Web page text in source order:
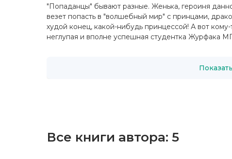
"Попаданцы" бывают разные. Женька, героиня
везет попасть в "волшебный мир" с принцами,
худой конец, какой-нибудь принцессой! А вот
неглупая и вполне успешная студентка Журфака
Все книги автора: 5